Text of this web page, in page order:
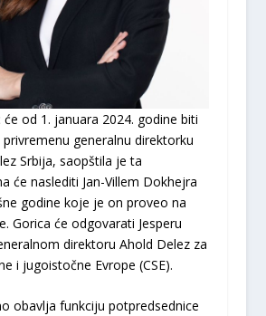
će od 1. januara 2024. godine biti
generalnu direktorku
Srbija, saopštila je ta
će naslediti Jan-Villem Dokhejra
godine koje je on proveo na
Gorica će odgovarati Jesperu
direktoru Ahold Delez za
i jugoistočne Evrope (CSE).
obavlja funkciju potpredsednice